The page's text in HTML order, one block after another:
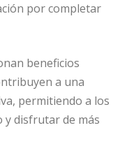
por completar
beneficios
a una
permitiendo a los
disfrutar de más